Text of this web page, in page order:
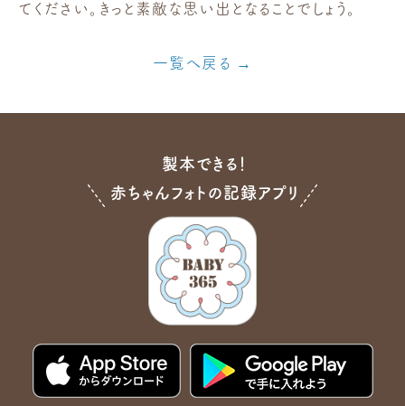
てください。きっと素敵な思い出となることでしょう。
一覧へ戻る
製本できる！
赤ちゃんフォトの記録アプリ